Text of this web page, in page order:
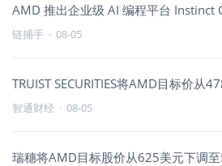
AMD 推出企业级 AI 编程平台 Instinct
链捕手 · 08-05
TRUIST SECURITIES将AMD目标价从
智通财经 · 08-05
瑞穗将AMD目标股价从625美元下调至